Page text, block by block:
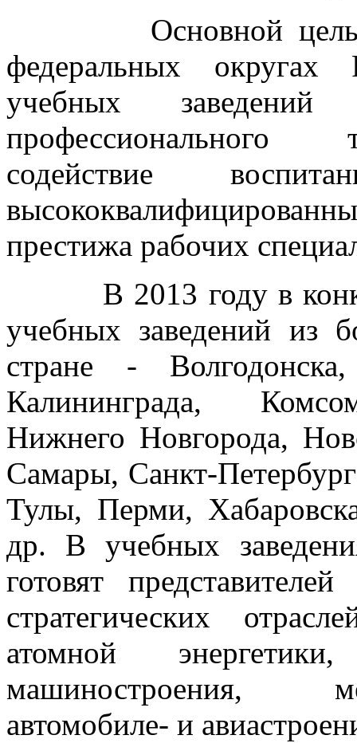
Основной целью
федеральных округах
учебных
профессионального
содействие
престижа рабочих
В 2013 году в
учебных заведений из
стране - Волгодонска,
Калининграда,
Нижнего Новгорода,
Самары, Санкт-
Тулы, Перми,
др. В учебных
готовят
стратегических
атомной
машиностроения,
автомобиле- и